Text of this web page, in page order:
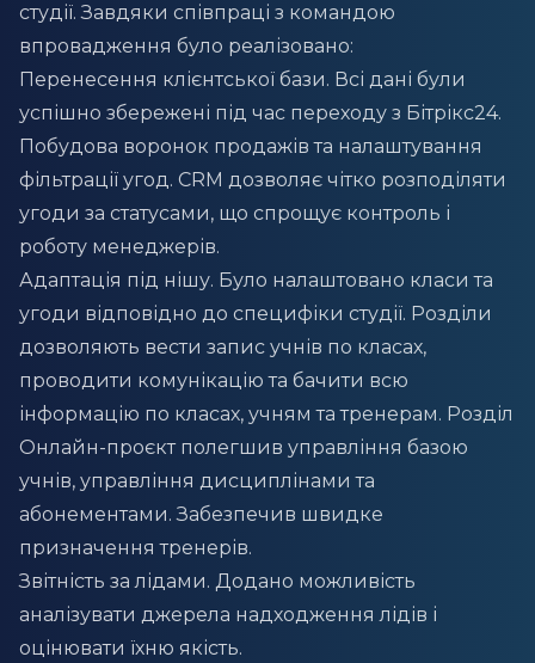
студії. Завдяки співпраці з командою
впровадження було реалізовано:
Перенесення клієнтської бази. Всі дані були
успішно збережені під час переходу з Бітрікс24.
Побудова воронок продажів та налаштування
фільтрації угод. CRM дозволяє чітко розподіляти
угоди за статусами, що спрощує контроль і
роботу менеджерів.
Адаптація під нішу. Було налаштовано класи та
угоди відповідно до специфіки студії. Розділи
дозволяють вести запис учнів по класах,
проводити комунікацію та бачити всю
інформацію по класах, учням та тренерам. Розділ
Онлайн-проєкт полегшив управління базою
учнів, управління дисциплінами та
абонементами. Забезпечив швидке
призначення тренерів.
Звітність за лідами. Додано можливість
аналізувати джерела надходження лідів і
оцінювати їхню якість.